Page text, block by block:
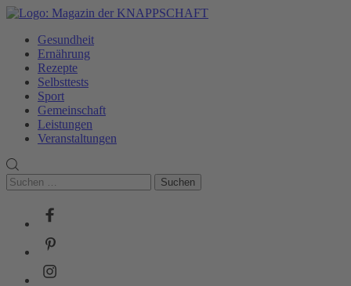
Skip
contentGesundheit
Ernährung
Rezepte
Selbsttests
Sport
Gemeinschaft
Leistungen
Veranstaltungen
Suchen
nach: